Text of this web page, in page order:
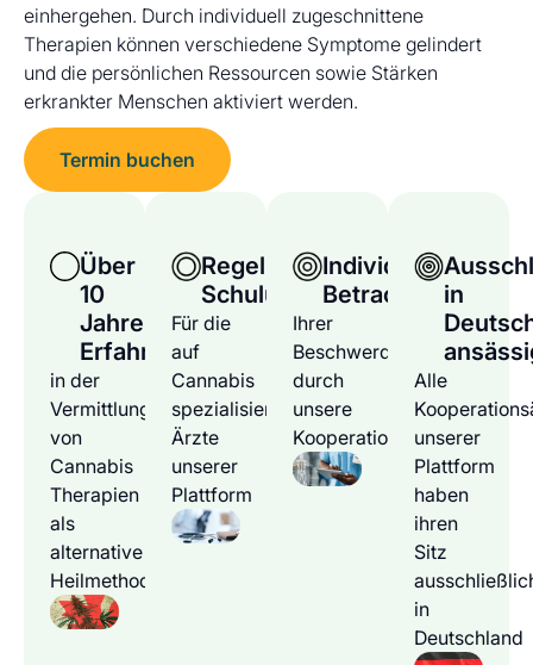
einhergehen. Durch individuell zugeschnittene
Therapien können verschiedene Symptome gelindert
und die persönlichen Ressourcen sowie Stärken
erkrankter Menschen aktiviert werden.
Termin buchen
Über
10
Jahre
Erfahrung
in der
Vermittlung
von
Cannabis
Therapien
als
alternative
Heilmethode
Regelmäßige
Schulungen
Für die
auf
Cannabis
spezialisierten
Ärzte
unserer
Plattform
Individuelle
Betrachtung
Ihrer
Beschwerden
durch
unsere
Kooperationsärzte
in
Alle
unserer
Plattform
haben
ihren
Sitz
in
Deutschland